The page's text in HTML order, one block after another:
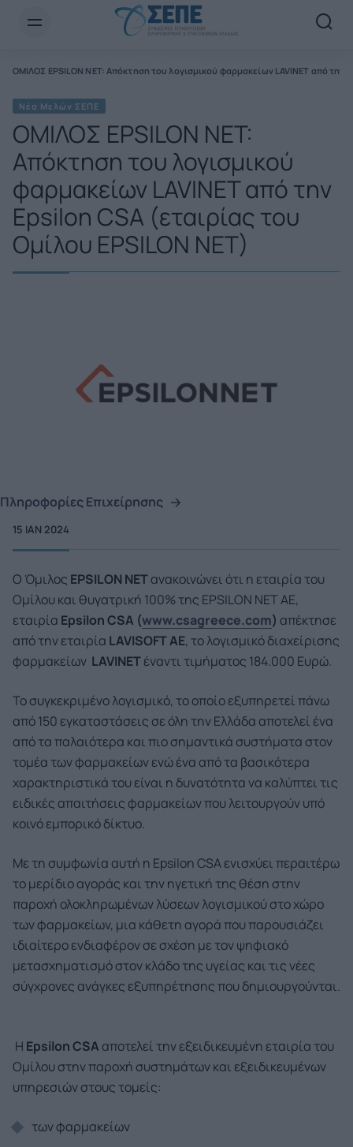
ΟΜΙΛΟΣ EPSILON NET: Απόκτηση του λογισμικού φαρμακείων LAVINET από την
Νέα Μελών ΣΕΠΕ
ΟΜΙΛΟΣ EPSILON NET:
Απόκτηση του λογισμικού
φαρμακείων LAVINET από την
Epsilon CSA (εταιρίας του
Ομίλου ΕPSILON NET)
Πληροφορίες Επιχείρησης
15 ΙΑΝ 2024
O Όμιλος EPSILON NETανακοινώνει ότι η εταιρία του
Ομίλου και θυγατρική 100% της EPSILON NET AE,
εταιρία Epsilon CSA (www.csagreece.com) απέκτησε
από την εταιρία LAVISOFTAE, το λογισμικό διαχείρισης
φαρμακείων LAVINETέναντι τιμήματος 184.000 Ευρώ.
Το συγκεκριμένο λογισμικό, το οποίο εξυπηρετεί πάνω
από 150 εγκαταστάσεις σε όλη την Ελλάδα αποτελεί ένα
από τα παλαιότερα και πιο σημαντικά συστήματα στον
τομέα των φαρμακείων ενώ ένα από τα βασικότερα
χαρακτηριστικά του είναι η δυνατότητα να καλύπτει τις
ειδικές απαιτήσεις φαρμακείων που λειτουργούν υπό
κοινό εμπορικό δίκτυο.
Με τη συμφωνία αυτή η Epsilon CSA ενισχύει περαιτέρω
το μερίδιο αγοράς και την ηγετική της θέση στην
παροχή ολοκληρωμένων λύσεων λογισμικού στο χώρο
των φαρμακείων, μια κάθετη αγορά που παρουσιάζει
ιδιαίτερο ενδιαφέρον σε σχέση με τον ψηφιακό
μετασχηματισμό στον κλάδο της υγείας και τις νέες
σύγχρονες ανάγκες εξυπηρέτησης που δημιουργούνται.
Η Epsilon CSA αποτελεί την εξειδικευμένη εταιρία του
Ομίλου στην παροχή συστημάτων και εξειδικευμένων
υπηρεσιών στους τομείς:
των φαρμακείων
Newsletter Email*